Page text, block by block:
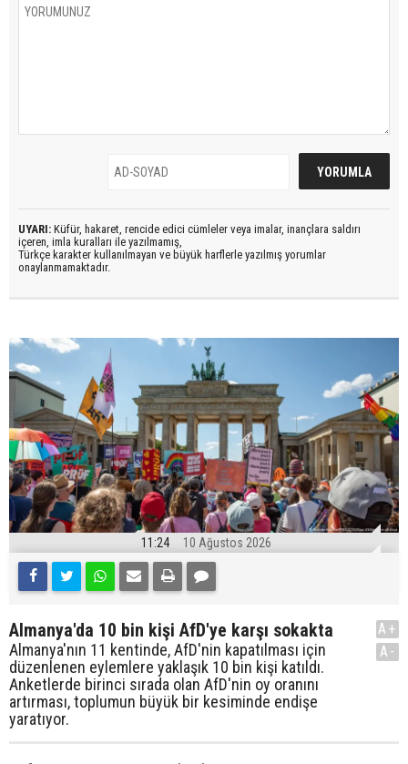
UYARI: Küfür, hakaret, rencide edici cümleler veya imalar, inançlara saldırı
içeren, imla kuralları ile yazılmamış,
Türkçe karakter kullanılmayan ve büyük harflerle yazılmış yorumlar
onaylanmamaktadır.
11:24 10 Ağustos 2026
Almanya'da 10 bin kişi AfD'ye karşı sokakta
Almanya'nın 11 kentinde, AfD'nin kapatılması için
düzenlenen eylemlere yaklaşık 10 bin kişi katıldı.
Anketlerde birinci sırada olan AfD'nin oy oranını
artırması, toplumun büyük bir kesiminde endişe
yaratıyor.
A+
A-